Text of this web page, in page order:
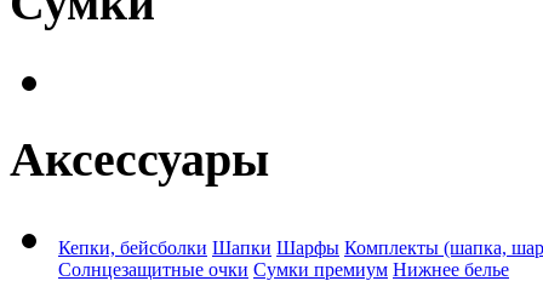
Аксессуары
Кепки, бейсболки Шапки Шарфы Комплекты (шапка,
Солнцезащитные очки Сумки премиум Нижнее белье